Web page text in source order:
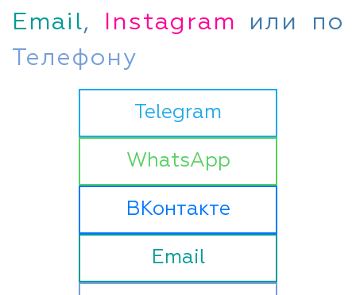
Email, Instagram или по
Телефону
Telegram
WhatsApp
ВКонтакте
Email